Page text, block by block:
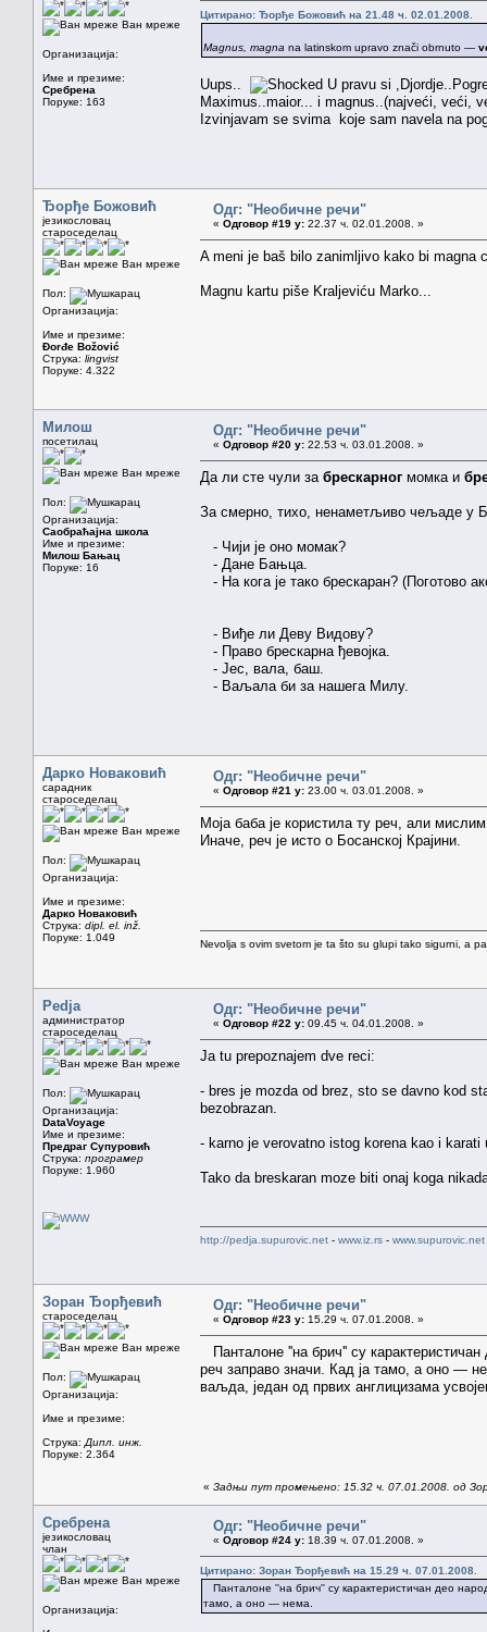
Ван мреже
Организација:
Име и презиме:
Сребрена
Поруке: 163
Цитирано: Ђорђе Божовић на 21.48 ч. 02.01.2008.
Magnus, magna na latinskom upravo znači obrnuto —
Uups..
U pravu si
Maximus..maior... i magnus..(najveći, veći,
Izvinjavam se svima koje sam navela na
Ђорђе Божовић
језикословац
староседелац
Ван мреже
Пол:
Организација:
Име и презиме:
Đorđe Božović
Струка: lingvist
Поруке: 4.322
Одг: "Необичне речи"
« Одговор #19 у: 22.37 ч. 02.01.2008. »
A meni je baš bilo zanimljivo kako bi
Magnu kartu piše Kraljeviću Marko...
Милош
посетилац
Ван мреже
Пол:
Организација:
Саобраћајна школа
Име и презиме:
Милош Бањац
Поруке: 16
Одг: "Необичне речи"
« Одговор #20 у: 22.53 ч. 03.01.2008. »
Да ли сте чули за брескарног момка и
За смерно, тихо, ненаметљиво чељаде у
- Чији је оно момак?
- Дане Бањца.
- На кога је тако брескаран? (Поготово
- Виђе ли Деву Видову?
- Право брескарна ђевојка.
- Јес, вала, баш.
- Ваљала би за нашега Милу.
Дарко Новаковић
сарадник
староседелац
Ван мреже
Пол:
Организација:
Име и презиме:
Дарко Новаковић
Струка: dipl. el. inž.
Поруке: 1.049
Одг: "Необичне речи"
« Одговор #21 у: 23.00 ч. 03.01.2008. »
Моја баба је користила ту реч, али
Иначе, реч је исто о Босанској Крајини.
Nevolja s ovim svetom je ta što su glupi tako sigurni, a
Pedja
администратор
староседелац
Ван мреже
Пол:
Организација:
DataVoyage
Име и презиме:
Предраг Супуровић
Струка: програмер
Поруке: 1.960
Одг: "Необичне речи"
« Одговор #22 у: 09.45 ч. 04.01.2008. »
Ja tu prepoznajem dve reci:
- bres je mozda od brez, sto se davno kod
bezobrazan.
- karno je verovatno istog korena kao i karati
Tako da breskaran moze biti onaj koga
http://pedja.supurovic.net - www.iz.rs - www.supurovic.net
Зоран Ђорђевић
староседелац
Ван мреже
Пол:
Организација:
Име и презиме:
Струка: Дипл. инж.
Поруке: 2.364
Одг: "Необичне речи"
« Одговор #23 у: 15.29 ч. 07.01.2008. »
Панталоне ''на брич'' су
реч заправо значи. Кад ја тамо, а оно —
ваљда, један од првих англицизама
« Задњи пут промењено: 15.32 ч. 07.01.2008. од
Сребрена
језикословац
члан
Ван мреже
Организација:
Одг: "Необичне речи"
« Одговор #24 у: 18.39 ч. 07.01.2008. »
Цитирано: Зоран Ђорђевић на 15.29 ч. 07.01.2008.
Панталоне ''на брич'' су карактеристичан део
тамо, а оно — нема.